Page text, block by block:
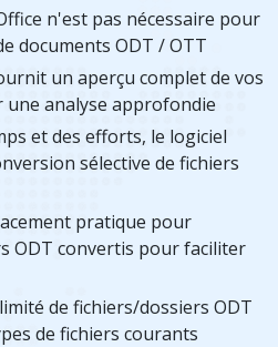
n'est pas nécessaire pour
documents ODT / OTT
un aperçu complet de vos
analyse approfondie
et des efforts, le logiciel
sélective de fichiers
pratique pour
ODT convertis pour faciliter
de fichiers/dossiers ODT
de fichiers courants